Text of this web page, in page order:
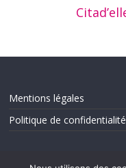
Mentions légales
Politique de confidentialité